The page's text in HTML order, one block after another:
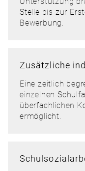
Stelle bis zur
Bewerbung.
Zusätzliche
Eine zeitlich
einzelnen
überfachlichen
ermöglicht.